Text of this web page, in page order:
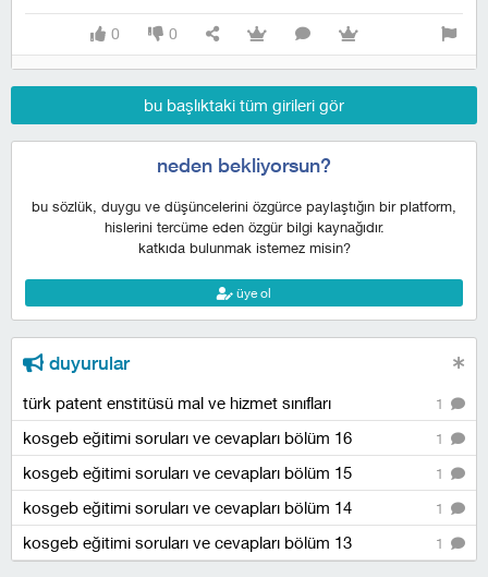
0 0
bu başlıktaki tüm girileri gör
neden bekliyorsun?
bu sözlük, duygu ve düşüncelerini özgürce paylaştığın bir platform,
hislerini tercüme eden özgür bilgi kaynağıdır.
katkıda bulunmak istemez misin?
üye ol
duyurular
1
türk patent enstitüsü mal ve hizmet sınıfları
1
kosgeb eğitimi soruları ve cevapları bölüm 16
1
kosgeb eğitimi soruları ve cevapları bölüm 15
1
kosgeb eğitimi soruları ve cevapları bölüm 14
1
kosgeb eğitimi soruları ve cevapları bölüm 13